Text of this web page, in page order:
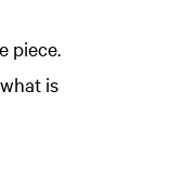
piece.
is